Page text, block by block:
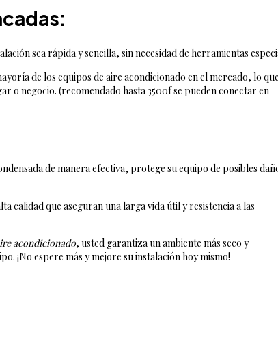
sea rápida y sencilla, sin necesidad de herramientas
de los equipos de aire acondicionado en el mercado, lo
o negocio. (recomendado hasta 3500f se pueden conectar en
de manera efectiva, protege su equipo de posibles
calidad que aseguran una larga vida útil y resistencia a las
acondicionado, usted garantiza un ambiente más seco y
¡No espere más y mejore su instalación hoy mismo!